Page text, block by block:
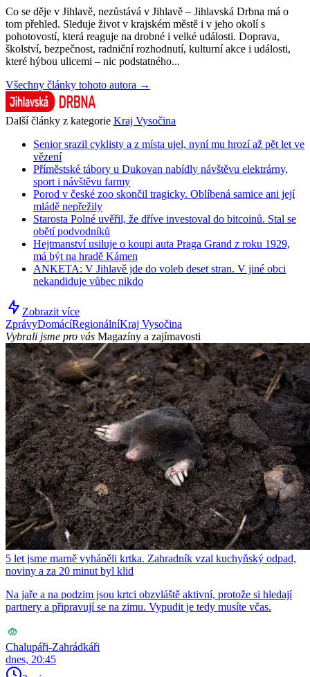
Co se děje v Jihlavě, nezůstává v Jihlavě – Jihlavská Drbna má o
tom přehled. Sleduje život v krajském městě i v jeho okolí s
pohotovostí, která reaguje na drobné i velké události. Doprava,
školství, bezpečnost, radniční rozhodnutí, kulturní akce i události,
které hýbou ulicemi – nic podstatného...
Všechny články tohoto autora →
Další články z kategorie Kraj Vysočina
Senior srazil cyklisty a z místa ujel, nyní mu hrozí až pět let ve
vězení
Příměstské tábory u Dukovan nabídly návštěvu elektrárny,
sport i návštěvu farmy
Porod v české zoo skončil tragicky. Oblíbená samice ani její
mládě nepřežily
Starosta Polné uvěřil, že dříve investoval do bitcoinů. Stal se
obětí podvodníků
Hejtmanství usiluje o koupi auta Praga Grand z roku 1929,
má být na hradě Kámen
ANKETA: V Jihlavě jde do voleb deset stran. V jiné obci
nekandiduje vůbec nikdo
Zobrazit více
ZprávyDomácíRegionálníKraj Vysočina
Vybrali jsme pro vás Magazíny a zajímavosti
5 let jsme marně vyháněli krtka. Zahradník vzal kuchyňský odpad,
noviny a za 20 minut byl klid
Na jaře a na podzim jsou krtci obzvláště aktivní, protože si hledají
partnery a připravují se na zimu. Vypudit je tedy musíte včas.
Chalupáři-Zahrádkáři
dnes, 20:45